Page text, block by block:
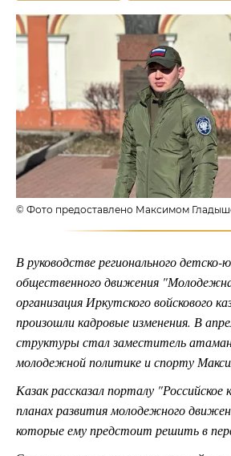
© Фото предоставлено Максимом
В руководстве регионального детско-
общественного движения
организация Иркутского войскового
произошли кадровые изменения. В
структуры стал заместитель
молодежной политике и спорту
Казак рассказал порталу "Российское
планах развития молодежного
которые ему предстоит решить в